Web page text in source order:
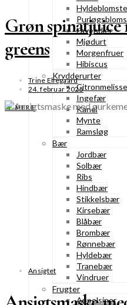
Lavendler
Mjødurt
Morgenfruer
Hibiscus
Krydderurter
Citronmelisse
Ingefær
Kanel
Mynte
Ramsløg
Bær
Jordbær
Solbær
Ribs
Hindbær
Stikkelsbær
Kirsebær
Blåbær
Brombær
Rønnebær
Hyldebær
Tranebær
Vindruer
Frugter
Appelsiner
Grøn spinatjuice
greens
Trine Ellegaard
24. februar 2025
SE MERE
Ansigtet